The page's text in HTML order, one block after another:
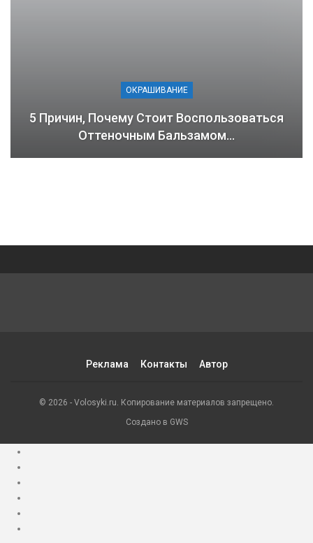
ОКРАШИВАНИЕ
5 Причин, Почему Стоит Воспользоваться
Оттеночным Бальзамом…
Реклама Контакты Автор
© 2026 - Volosyki.ru. Копирование материалов запрещено.
Создано в GWS